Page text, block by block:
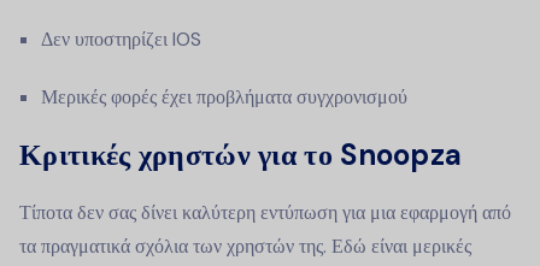
Δεν υποστηρίζει IOS
Μερικές φορές έχει προβλήματα συγχρονισμού
Κριτικές χρηστών για το Snoopza
Τίποτα δεν σας δίνει καλύτερη εντύπωση για μια εφαρμογή από
τα πραγματικά σχόλια των χρηστών της. Εδώ είναι μερικές